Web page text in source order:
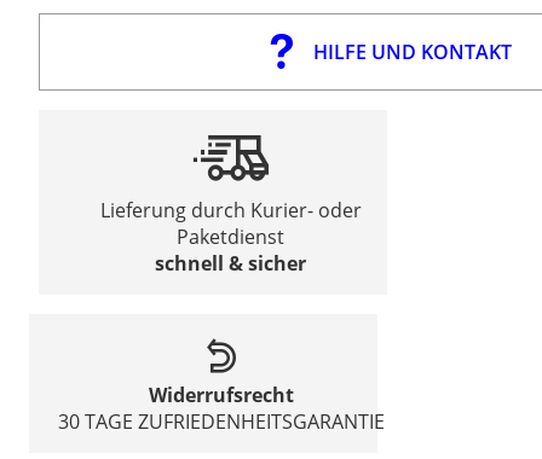
HILFE UND KONTAKT
Lieferung durch Kurier- oder
Paketdienst
schnell & sicher
Widerrufsrecht
30 TAGE ZUFRIEDENHEITSGARANTIE